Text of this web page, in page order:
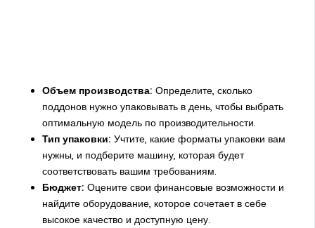
Объем производства: Определите, сколько
поддонов нужно упаковывать в день, чтобы выбрать
оптимальную модель по производительности.
Тип упаковки: Учтите, какие форматы упаковки вам
нужны, и подберите машину, которая будет
соответствовать вашим требованиям.
Бюджет: Оцените свои финансовые возможности и
найдите оборудование, которое сочетает в себе
высокое качество и доступную цену.